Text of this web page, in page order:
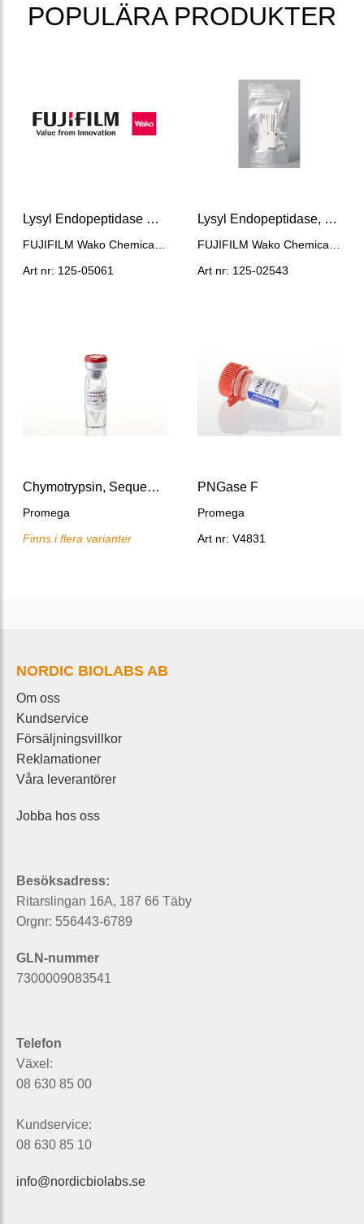
POPULÄRA PRODUKTER
Lysyl Endopeptidase Mass spectrometry grade
Art nr: 125-05061
Lysyl Endopeptidase, 1vial(2AU)
Art nr: 125-02543
Chymotrypsin, Sequencing Grade
Promega
Finns i flera varianter
PNGase F
Promega
Art nr: V4831
NORDIC BIOLABS AB
Om oss
Kundservice
Försäljningsvillkor
Reklamationer
Våra leverantörer
Jobba hos oss
Besöksadress:
Ritarslingan 16A, 187 66 Täby
Orgnr: 556443-6789
GLN-nummer
7300009083541
Telefon
Växel:
08 630 85 00
Kundservice:
08 630 85 10
info@nordicbiolabs.se